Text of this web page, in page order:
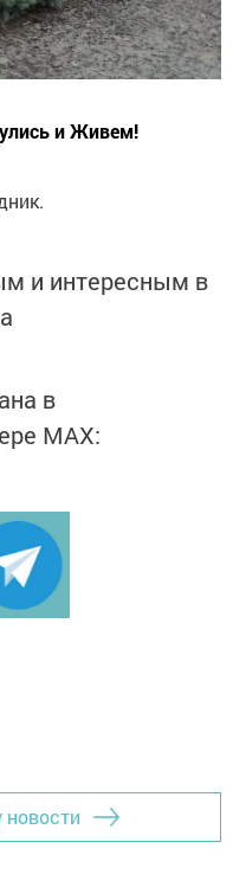
и Живем!
и интересным в
в
MАХ:
новости